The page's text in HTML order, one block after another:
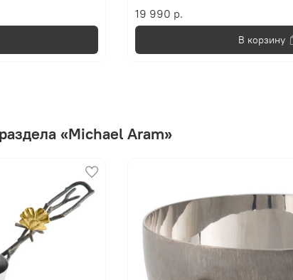
19 990 р.
В корзину
«Michael Aram»